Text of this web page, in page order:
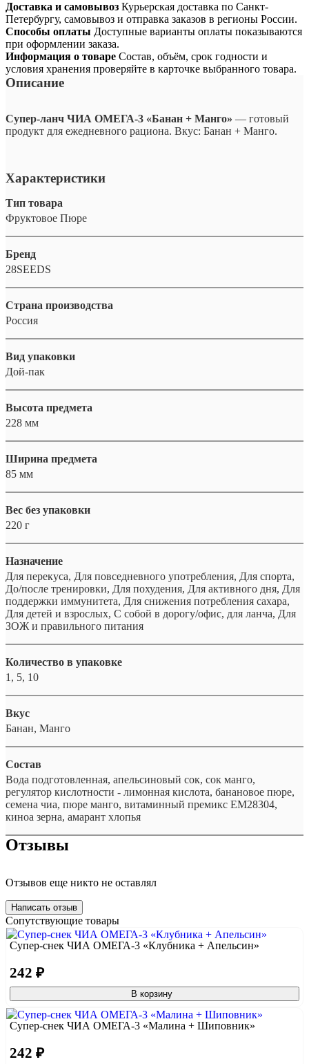
Доставка и самовывоз Курьерская доставка по Санкт-
Петербургу, самовывоз и отправка заказов в регионы России.
Способы оплаты Доступные варианты оплаты показываются
при оформлении заказа.
Информация о товаре Состав, объём, срок годности и
условия хранения проверяйте в карточке выбранного товара.
Описание
Супер-ланч ЧИА ОМЕГА-3 «Банан + Манго» — готовый
продукт для ежедневного рациона. Вкус: Банан + Манго.
Характеристики
Тип товара
Фруктовое Пюре
Бренд
28SEEDS
Страна производства
Россия
Вид упаковки
Дой-пак
Высота предмета
228 мм
Ширина предмета
85 мм
Вес без упаковки
220 г
Назначение
Для перекуса, Для повседневного употребления, Для спорта,
До/после тренировки, Для похудения, Для активного дня, Для
поддержки иммунитета, Для снижения потребления сахара,
Для детей и взрослых, С собой в дорогу/офис, для ланча, Для
ЗОЖ и правильного питания
Количество в упаковке
1, 5, 10
Вкус
Банан, Манго
Состав
Вода подготовленная, апельсиновый сок, сок манго,
регулятор кислотности - лимонная кислота, банановое пюре,
семена чиа, пюре манго, витаминный премикс ЕМ28304,
киноа зерна, амарант хлопья
Отзывы
Отзывов еще никто не оставлял
Написать отзыв
Сопутствующие товары
Супер-снек ЧИА ОМЕГА-3 «Клубника + Апельсин»
242 ₽
В корзину
Супер-снек ЧИА ОМЕГА-3 «Малина + Шиповник»
242 ₽